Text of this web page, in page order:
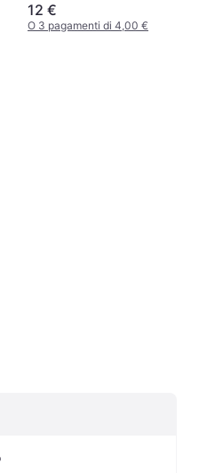
12 €
O 3 pagamenti di 4,00 €